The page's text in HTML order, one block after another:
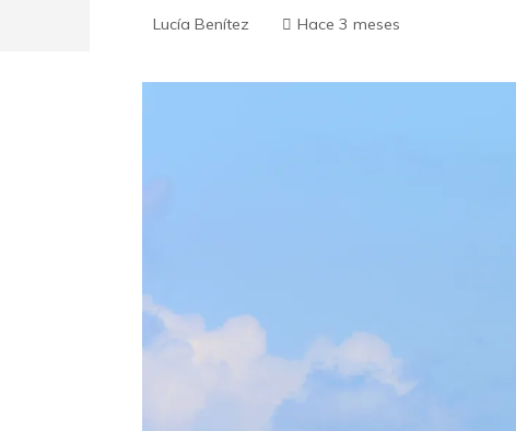
Lucía Benítez Hace 3 meses